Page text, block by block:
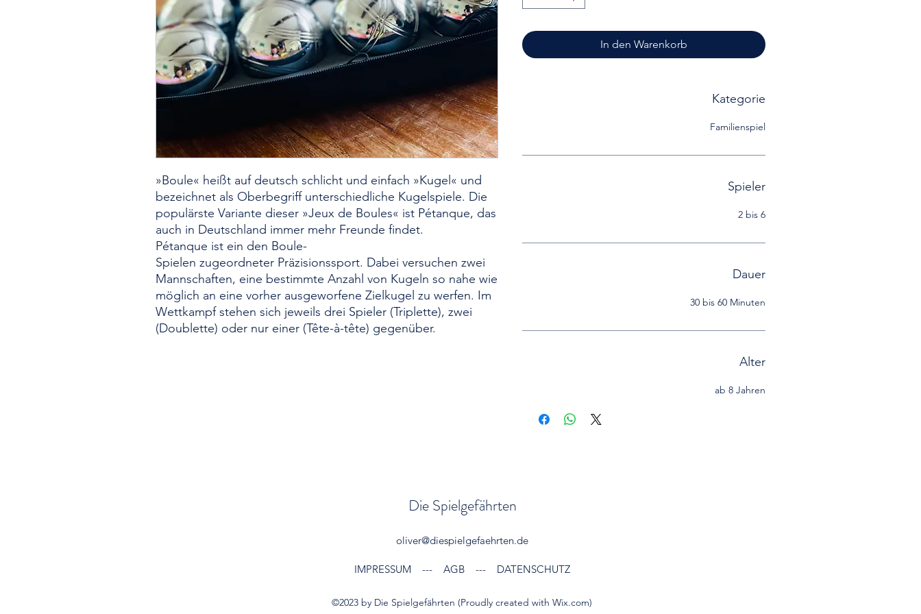
»Boule« heißt auf deutsch schlicht und einfach »Kugel« und
bezeichnet als Oberbegriff unterschiedliche Kugelspiele. Die
populärste Variante dieser »Jeux de Boules« ist Pétanque, das
auch in Deutschland immer mehr Freunde findet.
Pétanque ist ein den Boule-
Spielen zugeordneter Präzisionssport. Dabei versuchen zwei
Mannschaften, eine bestimmte Anzahl von Kugeln so nahe wie
möglich an eine vorher ausgeworfene Zielkugel zu werfen. Im
Wettkampf stehen sich jeweils drei Spieler (Triplette), zwei
(Doublette) oder nur einer (Tête-à-tête) gegenüber.
In den Warenkorb
Kategorie
Familienspiel
Spieler
2 bis 6
Dauer
30 bis 60 Minuten
Alter
ab 8 Jahren
Die Spielgefährten
oliver@diespielgefaehrten.de
IMPRESSUM --- AGB--- DATENSCHUTZ
©2023 by Die Spielgefährten (Proudly created with Wix.com)